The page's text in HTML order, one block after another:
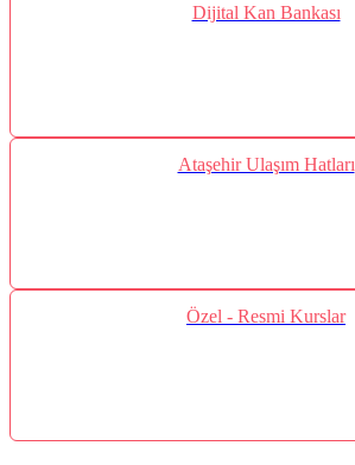
Dijital Kan Bankası
Ataşehir Ulaşım Hatları
Özel - Resmi Kurslar